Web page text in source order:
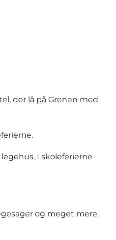
der lå på Grenen med
I skoleferierne
og meget mere.